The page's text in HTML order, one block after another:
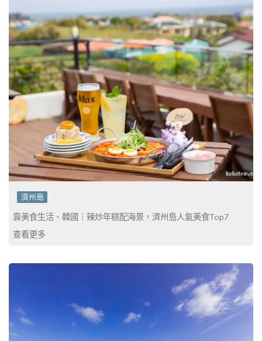
濟州島
靠美食生活、韓國｜辣炒年糕配海景，濟州島人氣美食Top7
查看更多